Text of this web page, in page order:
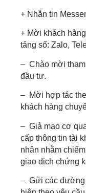
+ Nhắn tin
+ Mời khách
tảng số: Zalo,
– Chào mời
đầu tư.
– Mời hợp tác
khách hàng
– Giả mạo cơ
cấp thông tin tài
nhân nhằm
giao dịch chứng
– Gửi các đường